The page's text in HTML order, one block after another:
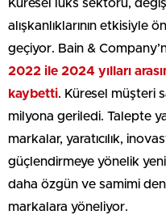
Küresel lüks sektörü,
alışkanlıklarının etkisiyle
geçiyor. Bain &
2022 ile 2024 yılları
kaybetti. Küresel müşteri
milyona geriledi. Talepte
markalar, yaratıcılık,
güçlendirmeye yönelik
daha özgün ve samimi
markalara yöneliyor.